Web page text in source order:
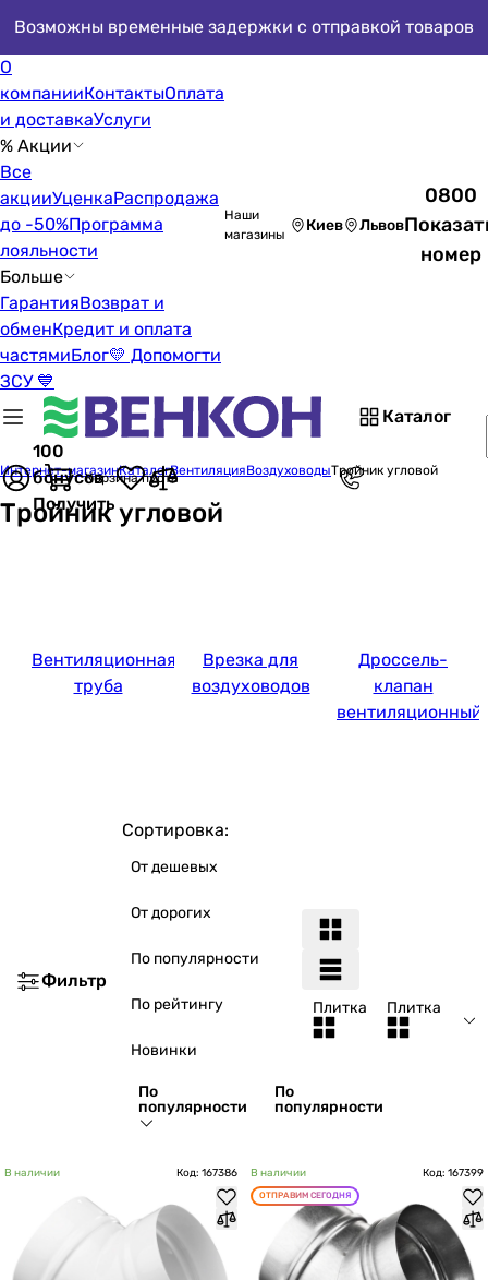
Возможны временные задержки с отправкой товаров
О
компанииКонтактыОплата
и доставкаУслуги
% Акции
Все
акцииУценкаРаспродажа
до -50%Программа
лояльности
Больше
ГарантияВозврат и
обменКредит и оплата
частямиБлог💛 Допомогти
ЗСУ 💙
Наши
магазины
Киев Львов
0800
номер
Каталог
100
бонусов
Получить
Корзина пуста
Интернет-магазинКаталогВентиляцияВоздуховодыТройник угловой
Тройник угловой
Вентиляционная
труба
Врезка для
воздуховодов
Дроссель-
клапан
вентиляционный
Фильтр
Сортировка:
От дешевых
От дорогих
По популярности
По рейтингу
Новинки
По
популярности
По
популярности
Плитка Плитка
В наличии Код: 167386 В наличии Код: 167399
ОТПРАВИМ СЕГОДНЯ